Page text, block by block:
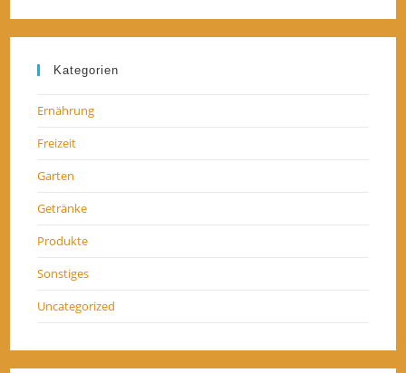
Kategorien
Ernährung
Freizeit
Garten
Getränke
Produkte
Sonstiges
Uncategorized